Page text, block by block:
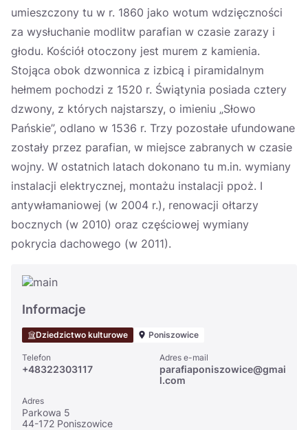
umieszczony tu w r. 1860 jako wotum wdzięczności
za wysłuchanie modlitw parafian w czasie zarazy i
głodu. Kościół otoczony jest murem z kamienia.
Stojąca obok dzwonnica z izbicą i piramidalnym
hełmem pochodzi z 1520 r. Świątynia posiada cztery
dzwony, z których najstarszy, o imieniu „Słowo
Pańskie”, odlano w 1536 r. Trzy pozostałe ufundowane
zostały przez parafian, w miejsce zabranych w czasie
wojny. W ostatnich latach dokonano tu m.in. wymiany
instalacji elektrycznej, montażu instalacji ppoż. I
antywłamaniowej (w 2004 r.), renowacji ołtarzy
bocznych (w 2010) oraz częściowej wymiany
pokrycia dachowego (w 2011).
Informacje
Dziedzictwo kulturowe Poniszowice
Telefon
+48322303117
Adres e-mail
parafiaponiszowice@gmai
l.com
Adres
Parkowa 5
44-172 Poniszowice